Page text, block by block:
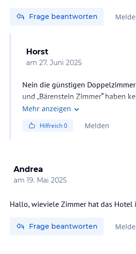
Frage beantworten
Horst
am 27. Juni 2025
Nein die günstigen Doppelzimmer
und „Bärenstein Zimmer“ haben
Website von Almesberger kann
Mehr anzeigen
Hilfreich0 Melden
Andrea
am 19. Mai 2025
Hallo, wieviele Zimmer hat das Hotel
Frage beantworten